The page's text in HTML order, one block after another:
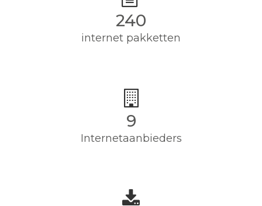
240
internet pakketten
9
Internetaanbieders